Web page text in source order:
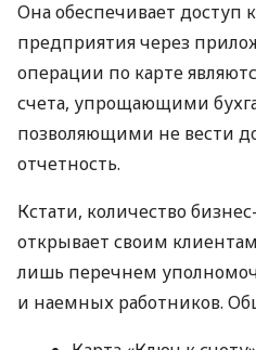
Она обеспечивает доступ
предприятия через
операции по карте
счета, упрощающими
позволяющими не вести
отчетность.
Кстати, количество
открывает своим
лишь перечнем
и наемных работников.